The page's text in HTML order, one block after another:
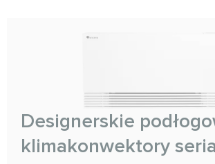
Designerskie
klimakonwektory